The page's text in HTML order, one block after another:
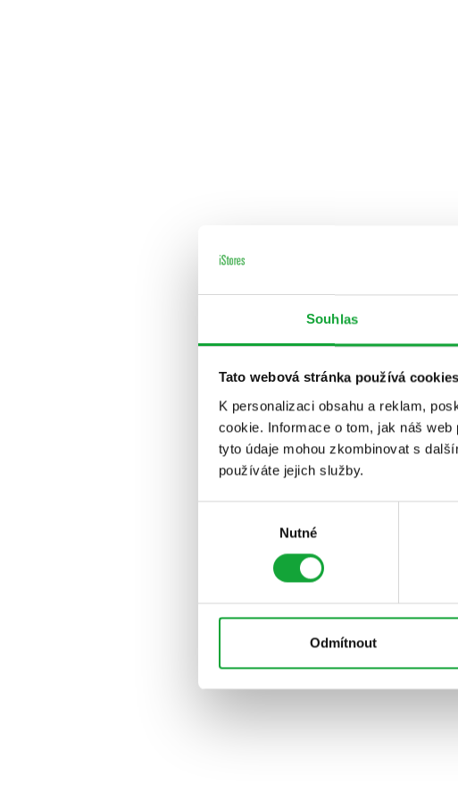
Souhlas
Tato webová stránka používá cookies
K personalizaci obsahu a reklam,
cookie. Informace o tom, jak náš
tyto údaje mohou zkombinovat s
používáte jejich služby.
Nutné
Odmítnout